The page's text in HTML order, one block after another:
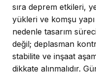
sıra deprem etkileri,
yükleri ve komşu yapı
nedenle tasarım
değil; deplasman
stabilite ve inşaat
dikkate alınmalıdır.